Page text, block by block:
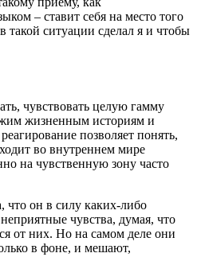
– ставит себя на место того
такой ситуации сделал я и чтобы
чувствовать целую гамму
жизненным историям и
позволяет понять,
во внутреннем мире
на чувственную зону часто
что он в силу каких-либо
чувства, думая, что
от них. Но на самом деле они
в фоне, и мешают,